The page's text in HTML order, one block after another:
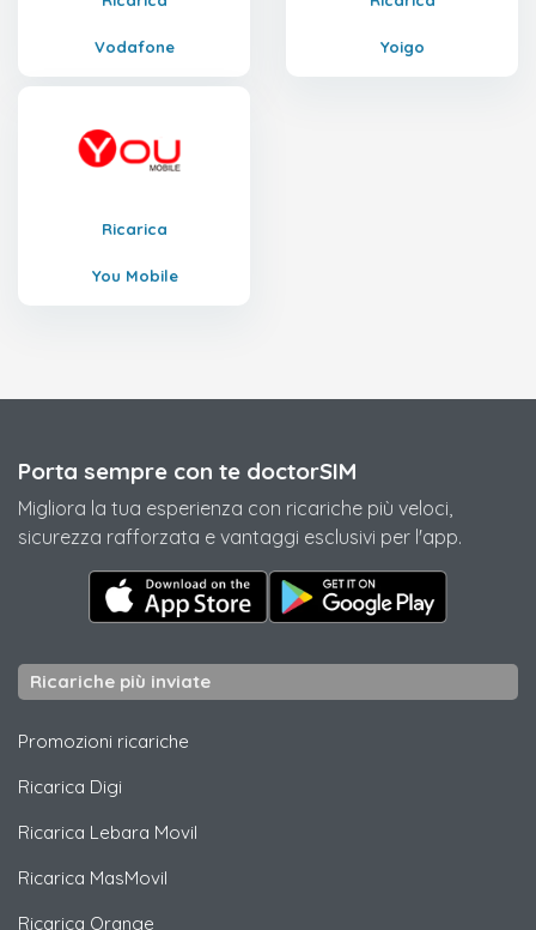
Vodafone Yoigo
Ricarica
You Mobile
Porta sempre con te doctorSIM
Migliora la tua esperienza con ricariche più veloci,
sicurezza rafforzata e vantaggi esclusivi per l'app.
Ricariche più inviate
Promozioni ricariche
Ricarica Digi
Ricarica Lebara Movil
Ricarica MasMovil
Ricarica Orange